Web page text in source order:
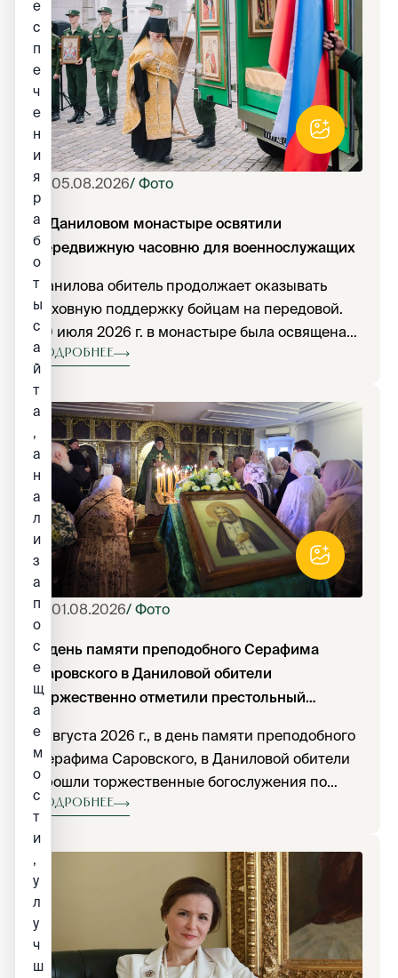
05.08.2026/ Фото
В Даниловом монастыре освятили
передвижную часовню для военнослужащих
Данилова обитель продолжает оказывать
духовную поддержку бойцам на передовой.
30 июля 2026 г. в монастыре была освящена
мобильная часовня для военнослужащих во
имя святой блаженной Ксении
Петербургской.
Подробнее
01.08.2026/ Фото
В день памяти преподобного Серафима
Саровского в Даниловой обители
торжественно отметили престольный
1 августа 2026 г., в день памяти преподобного
Серафима Саровского, в Даниловой обители
прошли торжественные богослужения по
случаю престольного праздника.
Подробнее
е
с
п
е
ч
е
н
и
я
р
а
б
о
т
ы
с
а
й
т
а
,
а
н
а
л
и
з
а
п
о
с
е
щ
а
е
м
о
с
т
и
,
у
л
у
ч
ш